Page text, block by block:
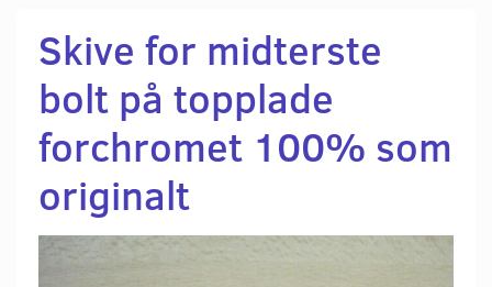
Skive for midterste
bolt på topplade
forchromet 100% som
originalt